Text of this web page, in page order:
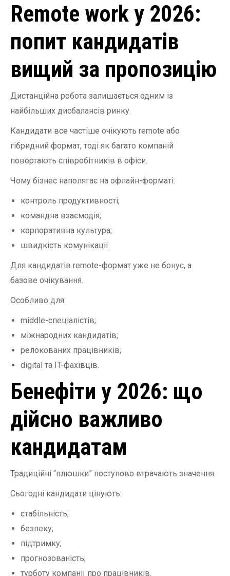
Remote work у 2026:
попит кандидатів
вищий за пропозицію
Дистанційна робота залишається одним із
найбільших дисбалансів ринку.
Кандидати все частіше очікують remote або
гібридний формат, тоді як багато компаній
повертають співробітників в офіси.
Чому бізнес наполягає на офлайн-форматі:
контроль продуктивності;
командна взаємодія;
корпоративна культура;
швидкість комунікації.
Для кандидатів remote-формат уже не бонус, а
базове очікування.
Особливо для:
middle-спеціалістів;
міжнародних кандидатів;
релокованих працівників;
digital та IT-фахівців.
Бенефіти у 2026: що
дійсно важливо
кандидатам
Традиційні “плюшки” поступово втрачають значення.
Сьогодні кандидати цінують:
стабільність;
безпеку;
підтримку;
прогнозованість;
турботу компанії про працівників.